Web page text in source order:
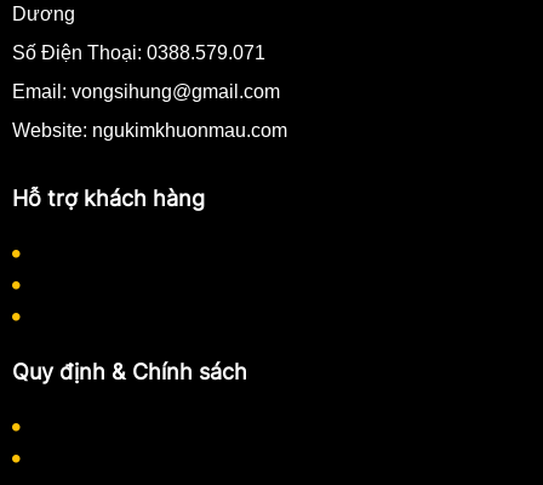
Dương
Số Điện Thoại: 0388.579.071
Email: vongsihung@gmail.com
Website: ngukimkhuonmau.com
Hỗ trợ khách hàng
Quy định & Chính sách